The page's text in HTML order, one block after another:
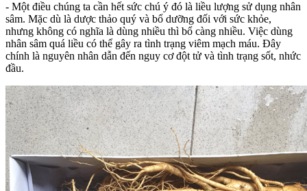
- Một điều chúng ta cần hết sức chú ý đó là liều lượng sử dụng nhân
sâm. Mặc dù là dược thảo quý và bổ dưỡng đối với sức khỏe,
nhưng không có nghĩa là dùng nhiều thì bổ càng nhiều. Việc dùng
nhân sâm quá liều có thể gây ra tình trạng viêm mạch máu. Đây
chính là nguyên nhân dẫn đến nguy cơ đột tử và tình trạng sốt, nhức
đầu.